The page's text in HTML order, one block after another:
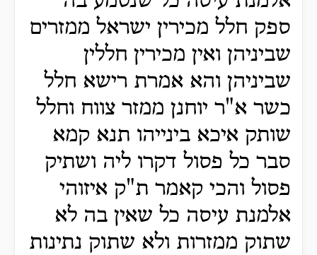
ספק חלל מכירין ישראל ממזרים
שביניהן ואין מכירין חללין
שביניהן והא אמרת רישא חלל
כשר א"ר יוחנן ממזר צווח וחלל
שותק איכא בינייהו תנא קמא
סבר כל פסול דקרו ליה ושתיק
פסול והכי קאמר ת"ק איזוהי
אלמנת עיסה כל שאין בה לא
שתוק ממזרות ולא שתוק נתינות